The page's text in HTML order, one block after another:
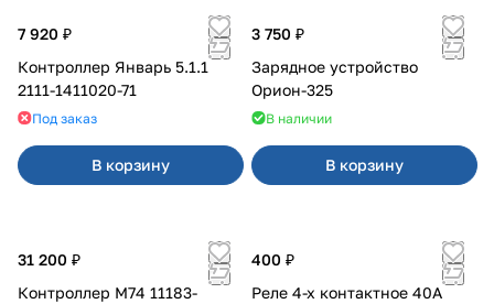
7 920 ₽
Контроллер Январь 5.1.1
2111-1411020-71
Под заказ
В корзину
3 750 ₽
Зарядное устройство
Орион-325
В наличии
В корзину
31 200 ₽
Контроллер М74 11183-
400 ₽
Реле 4-х контактное 40А